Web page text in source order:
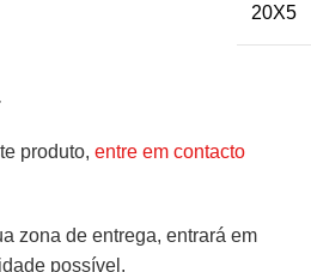
20X5
produto, entre em contacto
zona de entrega, entrará em
possível.